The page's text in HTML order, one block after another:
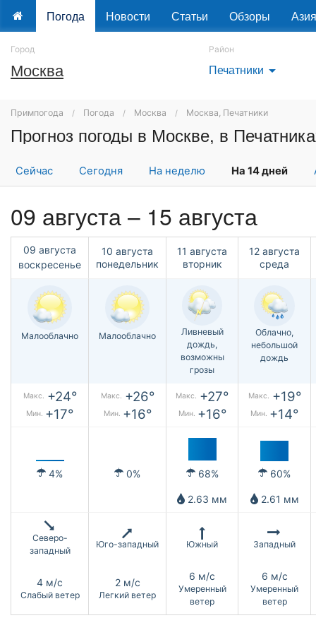
Погода Новости Статьи Обзоры Азия
Город
Москва
Район
Печатники arrow_drop_down
Примпогода Погода Москва Москва, Печатники
Прогноз погоды в Москве, в
Сейчас Сегодня На неделю На 14 дней
09 августа – 15 августа
09 августа
воскресенье
10 августа
понедельник
11 августа
вторник
12 августа
среда
Малооблачно Малооблачно
Ливневый
дождь,
возможны
грозы
Облачно,
небольшой
дождь
Макс. +24°
Мин. +17°
Макс. +26°
Мин. +16°
Макс. +27°
Мин. +16°
Макс. +19°
Мин. +14°
4% 0% 68% 60%
2.63 мм 2.61 мм
Северо-
западный
Юго-западный Южный Западный
4 м/с
Слабый ветер
2 м/с
Легкий ветер
6 м/с
Умеренный
ветер
6 м/с
Умеренный
ветер